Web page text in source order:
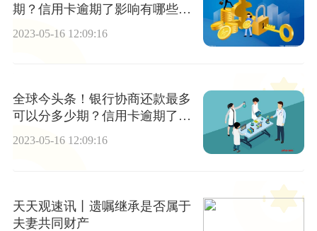
期？信用卡逾期了影响有哪些？
2023-05-16 12:09:16
全球今头条！银行协商还款最多
可以分多少期？信用卡逾期了影
响有哪些？
2023-05-16 12:09:16
天天观速讯丨遗嘱继承是否属于
夫妻共同财产